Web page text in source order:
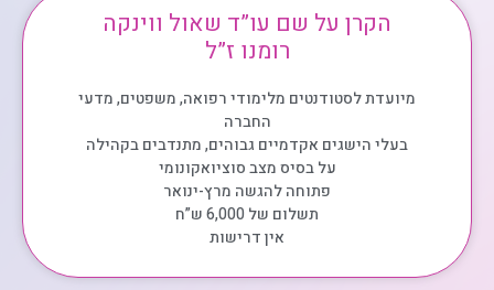
הקרן על שם עו”ד שאול ווינקה
רומנו ז”ל
מיועדת לסטודנטים מלימודי רפואה, משפטים, מדעי
החברה
בעלי הישגים אקדמיים גבוהים, מתנדבים בקהילה
על בסיס מצב סוציואקונומי
פתוחה להגשה מרץ-ינואר
תשלום של 6,000 ש”ח
אין דרישות